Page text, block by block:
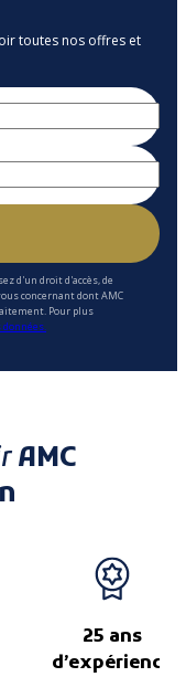
toutes nos offres et
d'un droit d'accès, de
concernant dont AMC
Pour plus
AMC
25 ans
d’expérience